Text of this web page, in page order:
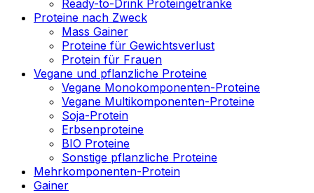
Ready-to-Drink Proteingetränke
Proteine nach Zweck
Mass Gainer
Proteine für Gewichtsverlust
Protein für Frauen
Vegane und pflanzliche Proteine
Vegane Monokomponenten-Proteine
Vegane Multikomponenten-Proteine
Soja-Protein
Erbsenproteine
BIO Proteine
Sonstige pflanzliche Proteine
Mehrkomponenten-Protein
Gainer